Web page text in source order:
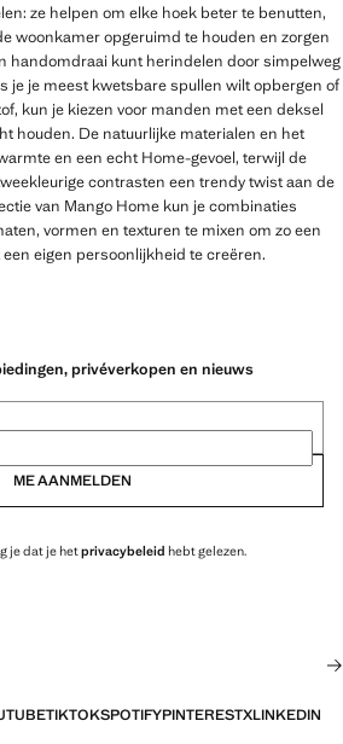
ze helpen om elke hoek beter te benutten,
woonkamer opgeruimd te houden en zorgen
handomdraai kunt herindelen door simpelweg
je je meest kwetsbare spullen wilt opbergen of
kun je kiezen voor manden met een deksel
houden. De natuurlijke materialen en het
en een echt Home-gevoel, terwijl de
contrasten een trendy twist aan de
van Mango Home kun je combinaties
vormen en texturen te mixen om zo een
eigen persoonlijkheid te creëren.
privéverkopen en nieuws
ME AANMELDEN
je dat je hetprivacybeleid hebt gelezen.
TIKTOKSPOTIFYPINTERESTXLINKEDIN